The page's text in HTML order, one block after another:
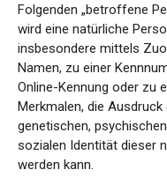
Folgenden „betroffene
wird eine natürliche
insbesondere mittels
Namen, zu einer
Online-Kennung oder zu
Merkmalen, die
genetischen,
sozialen Identität dieser
werden kann.